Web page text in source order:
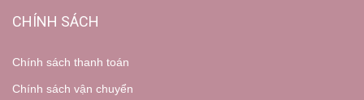
CHÍNH SÁCH
Chính sách thanh toán
Chính sách vận chuyển